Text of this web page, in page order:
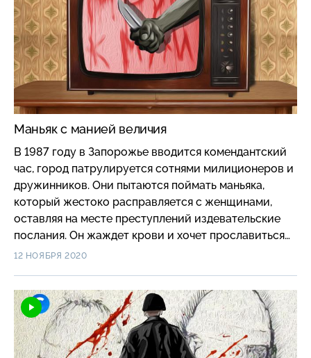
Маньяк с манией величия
В 1987 году в Запорожье вводится комендантский
час, город патрулируется сотнями милиционеров и
дружинников. Они пытаются поймать маньяка,
который жестоко расправляется с женщинами,
оставляя на месте преступлений издевательские
послания. Он жаждет крови и хочет прославиться
12 НОЯБРЯ 2020